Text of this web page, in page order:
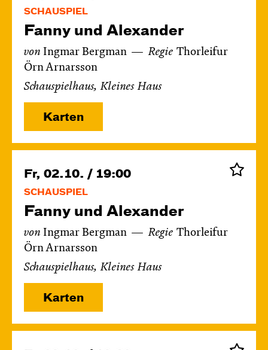
SCHAUSPIEL
Fanny und Alexander
von Ingmar Bergman Regie Thorleifur
Örn Arnarsson
Schauspielhaus, Kleines Haus
Karten
Fr, 02.10. / 19:00
SCHAUSPIEL
Fanny und Alexander
von Ingmar Bergman Regie Thorleifur
Örn Arnarsson
Schauspielhaus, Kleines Haus
Karten